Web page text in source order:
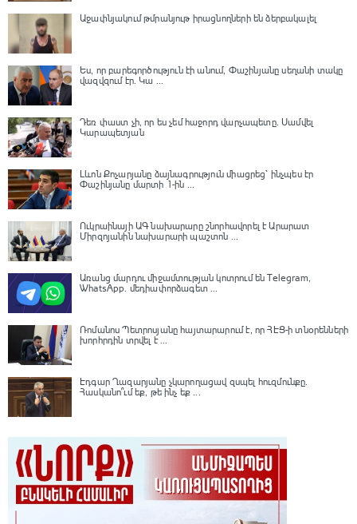
Աջափնյակում թմրանյութ իրացնողների են ձերբակալել
Ես, որ բարեգործություն էի անում, Փաշինյանը սեղանի տակը
վազվզում էր․ Կա ...
Դեռ փաստ չի, որ ես չեմ հաջորդ վարչապետը․ Սամվել
Կարապետյան
Լևոն Քոչարյանը ձայնագրություն միացրեց՝ ինչպես էր
Փաշինյանը մարտի 1-ին ...
Ուկրաինայի ԱԳ նախարարը շնորհավորել է Արարատ
Միրզոյանին նախարարի պաշտոն ...
Առանց մարդու միջամտության կոտրում են Telegram,
WhatsApp․ մեդիափորձագետ ...
Ռոմանոս Պետրոսյանը հայտարարում է, որ ՀԷՑ-ի տնօրենների
խորհրդին տրվել է ...
Էդգար Ղազարյանը չկարողացավ զսպել հուզմունքը.
Հասկանո՞ւմ եք, թե ինչ եք ...